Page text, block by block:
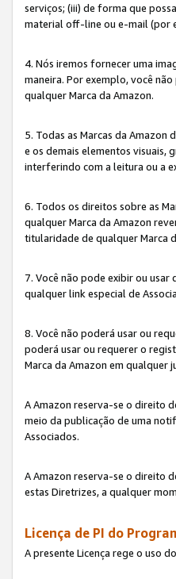
serviços; (iii) de forma que
material off-line ou e-mail (por
4. Nós iremos fornecer uma
maneira. Por exemplo, você
qualquer Marca da Amazon.
5. Todas as Marcas da
e os demais elementos visuais,
interferindo com a leitura ou a
6. Todos os direitos sobre as
qualquer Marca da Amazon
titularidade de qualquer Marca
7. Você não pode exibir ou
qualquer link especial de
8. Você não poderá usar ou
poderá usar ou requerer o
Marca da Amazon em qualquer
A Amazon reserva-se o direito
meio da publicação de uma
Associados.
A Amazon reserva-se o direito
estas Diretrizes, a qualquer
Licença de PI do
A presente Licença rege o uso